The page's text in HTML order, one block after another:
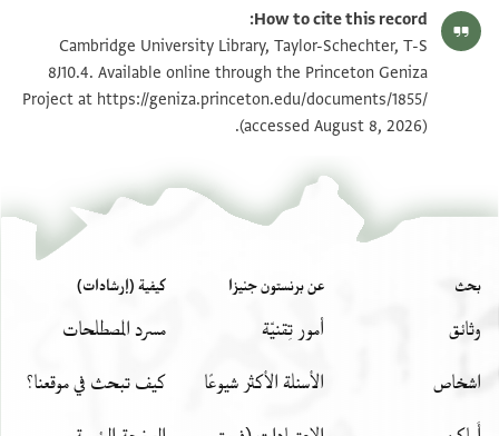
S. D. Goitein's unpublished edition (1950–85).
]ץ [
] פוס שלי על כל דין ודברים של
]ל תביעה מה שהניח אישי והוא
]ילך יוסף אליו ויפשפש על אכ
] שהניח בעלי אהרן אצל מר יצחק הכהן
ויק עצמו והחוב שלי וירושתו ויזכה בכל ויע
]ל יוסף בני לקיים ראיות וזכיות ומחאות
] ומחאות לפי ששמתי ידו כידי ופיצויו
] מחאתי וקבלתו קבלתי והכל מקובל
] שידרתיך ולא לעוותי וכל
T-S 8J10.4 1v تكبير و تدوير
بيان أذونات الصورة
How to cite this record:
Cambridge University Library, Taylor-Schechter, T-S
8J10.4. Available online through the Princeton Geniza
Project athttps://geniza.princeton.edu/documents/1855/
(accessed August 8, 2026).
بحث
وثائق
اشخاص
عن برنستون جنيزا
أمور تِقنيّة
الأسئلة الأكثر شيوعًا
كيفية (إرشادات)
مسرد المصطلحات
كيف تبحث في موقعنا؟